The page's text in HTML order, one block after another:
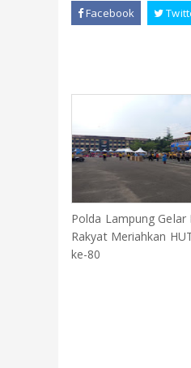
Facebook
Polda Lampung Gelar
Rakyat Meriahkan
ke-80